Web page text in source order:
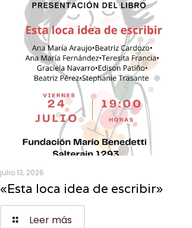
julio 13, 2026
«Esta loca idea de escribir»
Leer más